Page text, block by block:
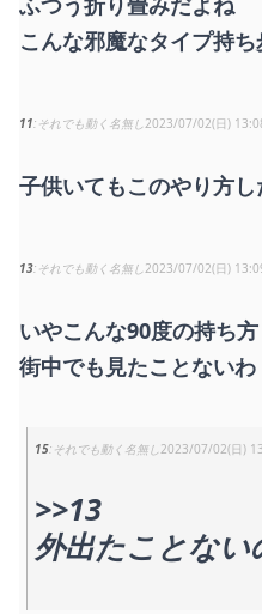
こんな邪魔なタイプ持
11 それでも動く名無し 2023/07/02(日)
子供いてもこのやり方
13 それでも動く名無し 2023/07/02(日)
いやこんな90度の持ち
街中でも見たことないわ
15 それでも動く名無し 2023/07/02(日)
>>13
外出たことない